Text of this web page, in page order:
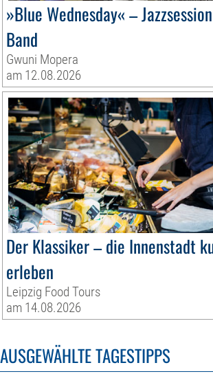
»Blue Wednesday« –
Band
Gwuni Mopera
am 12.08.2026
Der Klassiker – die Innenstadt
erleben
Leipzig Food Tours
am 14.08.2026
AUSGEWÄHLTE TAGESTIPPS